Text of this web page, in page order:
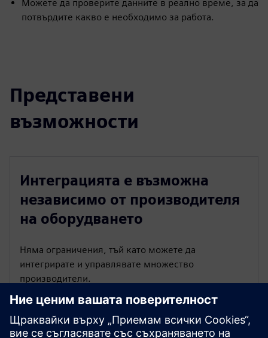
Можете да проверите данните в реално време, за да
потвърдите какво е необходимо за работа.
Представени
възможности
Интеграцията е възможна
независимо от производителя
на оборудването
Няма ограничения, тъй като можете да
интегрирате и управлявате множество
производители.